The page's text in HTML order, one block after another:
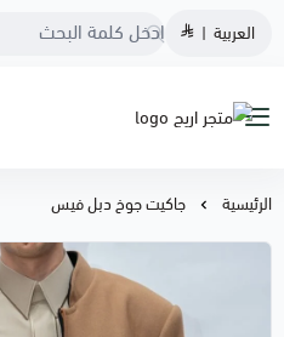
العربية |
متجر اريج
الرئيسية جاكيت جوخ دبل فيس